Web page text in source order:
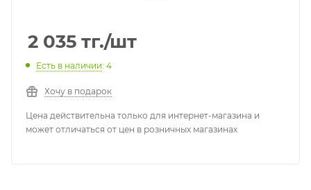
2 035 тг./шт
Есть в наличии: 4
Хочу в подарок
Цена действительна только для интернет-магазина и
может отличаться от цен в розничных магазинах